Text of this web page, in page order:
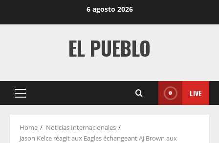
6 agosto 2026
EL PUEBLO
Primary
LIVE
Home
Noticias Internacionales
Jason Kelce réagit aux Eagles échangeant AJ Brown aux